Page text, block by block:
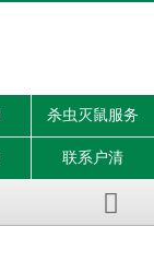
杀虫灭鼠服务
联系户清